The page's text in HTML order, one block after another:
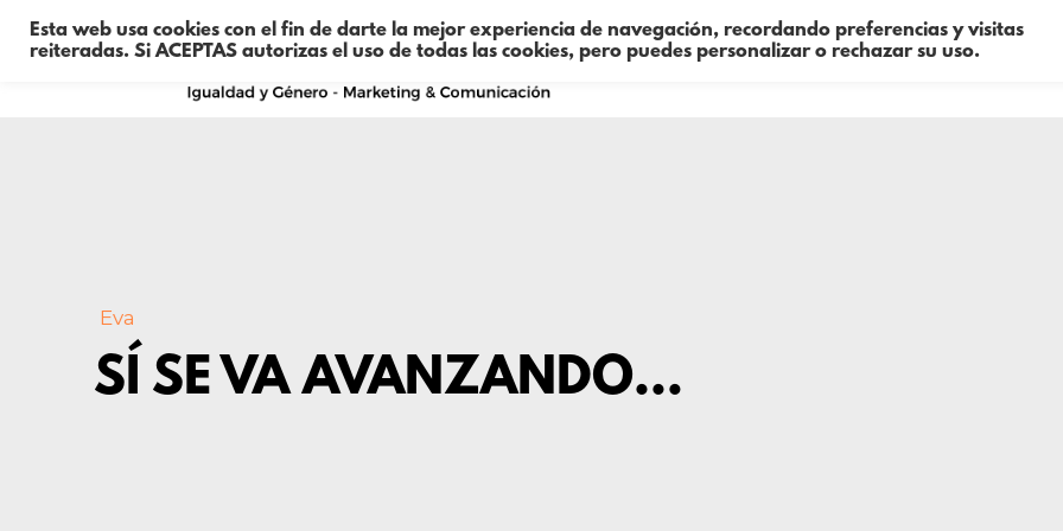
Sobre mí Consultoría Formación
Eva
SÍ SE VA AVANZANDO…
Esta web usa cookies con el fin de darte la mejor experiencia de navegación, recordando preferencias y visitas
reiteradas. Si ACEPTAS autorizas el uso de todas las cookies, pero puedes personalizar o rechazar su uso.